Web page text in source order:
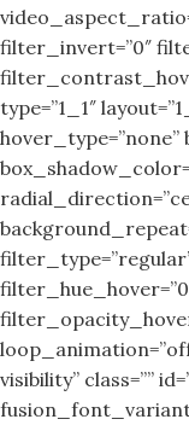
filter_invert=”0″
type=”1_1″
hover_type=”none”
visibility” class=””